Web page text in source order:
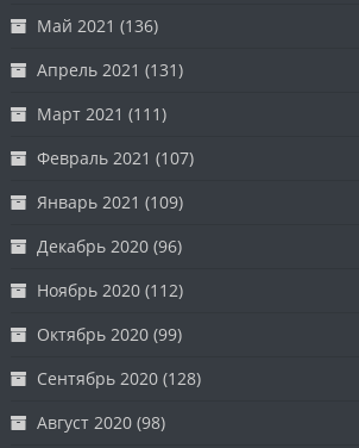
Май 2021 (136)
Апрель 2021 (131)
Март 2021 (111)
Февраль 2021 (107)
Январь 2021 (109)
Декабрь 2020 (96)
Ноябрь 2020 (112)
Октябрь 2020 (99)
Сентябрь 2020 (128)
Август 2020 (98)